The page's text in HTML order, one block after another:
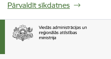
Pārvaldīt sīkdatnes